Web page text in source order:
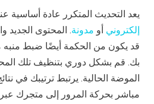
يعد التحديث المتكرر عادة أساسية
إلكتروني أو مدونة. المحتوى الجديد
قد يكون من الحكمة أيضًا ضبط منبه
بك. قم بشكل دوري بتنظيف تلك
مباشر بحركة المرور إلى متجرك عبر